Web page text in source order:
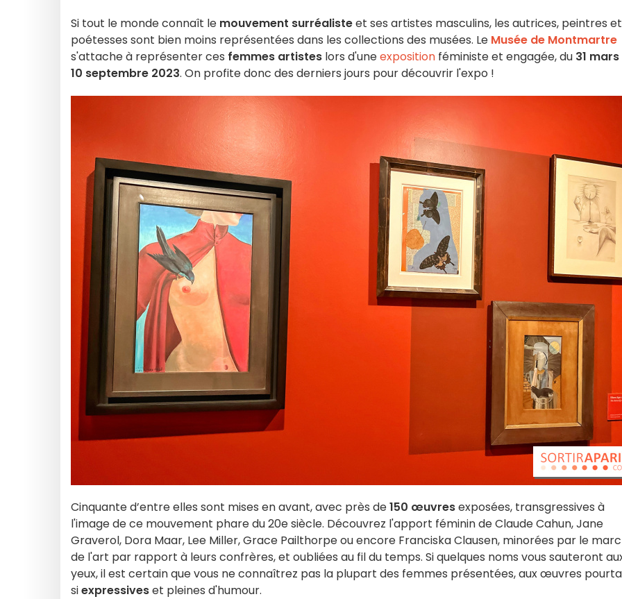
Si tout le monde connaît le mouvement surréalisteet ses artistes masculins, les autrices, peintres et
poétesses sont bien moins représentées dans les collections des musées. Le Musée de Montmartre
s'attache à représenter ces femmes artistes lors d'uneexposition féministe et engagée, du 31
10 septembre 2023. On profite donc des derniers jours pour découvrir l'expo !
Cinquante d’entre elles sont mises en avant, avec près de150 œuvresexposées, transgressives à
l'image de ce mouvement phare du 20e siècle. Découvrez l'apport féminin de Claude Cahun, Jane
Graverol, Dora Maar, Lee Miller, Grace Pailthorpe ou encore Franciska Clausen, minorées par le
de l'art par rapport à leurs confrères, et oubliées au fil du temps. Si quelques noms vous sauteront
yeux, il est certain que vous ne connaîtrez pas la plupart des femmes présentées, aux œuvres
siexpressiveset pleines d'humour.